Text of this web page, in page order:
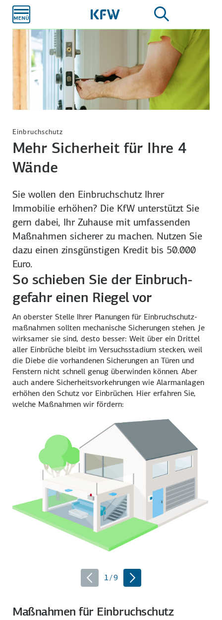
Hauptinhalt
Einbruchschutz
Mehr Sicherheit für Ihre 4
Wände
Sie wollen den Einbruch­schutz Ihrer
Immobilie erhöhen? Die KfW unterstützt Sie
gern dabei, Ihr Zuhause mit umfassenden
Maß­nahmen sicherer zu machen. Nutzen Sie
dazu einen zins­günstigen Kredit bis 50.000
Euro.
So schieben Sie der Einbruch­
gefahr einen Riegel vor
An oberster Stelle Ihrer Planungen für Einbruch­schutz­
maßnahmen sollten mechanische Sicherungen stehen. Je
wirksamer sie sind, desto besser: Weit über ein Drittel
aller Ein­brüche bleibt im Versuchs­stadium stecken, weil
die Diebe die vorhandenen Sicherungen an Türen und
Fenstern nicht schnell genug über­winden können. Aber
auch andere Sicherheits­vorkehrungen wie Alarm­anlagen
erhöhen den Schutz vor Ein­brüchen. Hier erfahren Sie,
welche Maßnahmen wir fördern:
1/9
Maßnahmen für Einbruchschutz